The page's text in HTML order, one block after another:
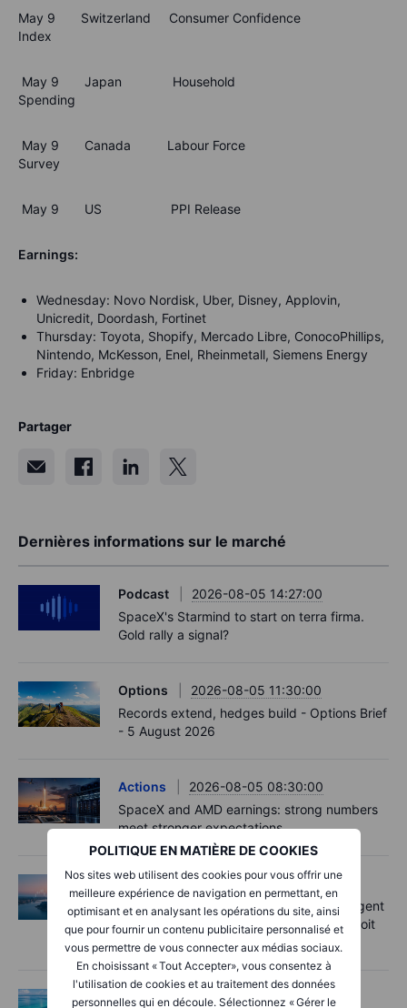
POLITIQUE EN MATIÈRE DE COOKIES
Nos sites web utilisent des cookies pour vous offrir une
meilleure expérience de navigation en permettant, en
optimisant et en analysant les opérations du site, ainsi
que pour fournir un contenu publicitaire personnalisé et
vous permettre de vous connecter aux médias sociaux.
En choisissant « Tout Accepter», vous consentez à
l'utilisation de cookies et au traitement des données
personnelles qui en découle. Sélectionnez « Gérer le
May 9 Switzerland Consumer Confidence
Index
May 9 Japan Household
Spending
May 9 Canada Labour Force
Survey
May 9 US PPI Release
Earnings:
Wednesday: Novo Nordisk, Uber, Disney, Applovin,
Unicredit, Doordash, Fortinet
Thursday: Toyota, Shopify, Mercado Libre, ConocoPhillips,
Nintendo, McKesson, Enel, Rheinmetall, Siemens Energy
Friday: Enbridge
Partager
Dernières informations sur le marché
Podcast
2026-08-05 14:27:00
SpaceX's Starmind to start on terra firma.
Gold rally a signal?
Options
2026-08-05 11:30:00
Records extend, hedges build - Options Brief
- 5 August 2026
Actions
2026-08-05 08:30:00
SpaceX and AMD earnings: strong numbers
meet stronger expectations
Macro
2026-08-05 06:02:00
Point de marché – Les records se prolongent
sur fond d’espoirs d’un accord sur le détroit
d’Hormuz – 5 août 2026
Options 2026-08-04 11:55:00